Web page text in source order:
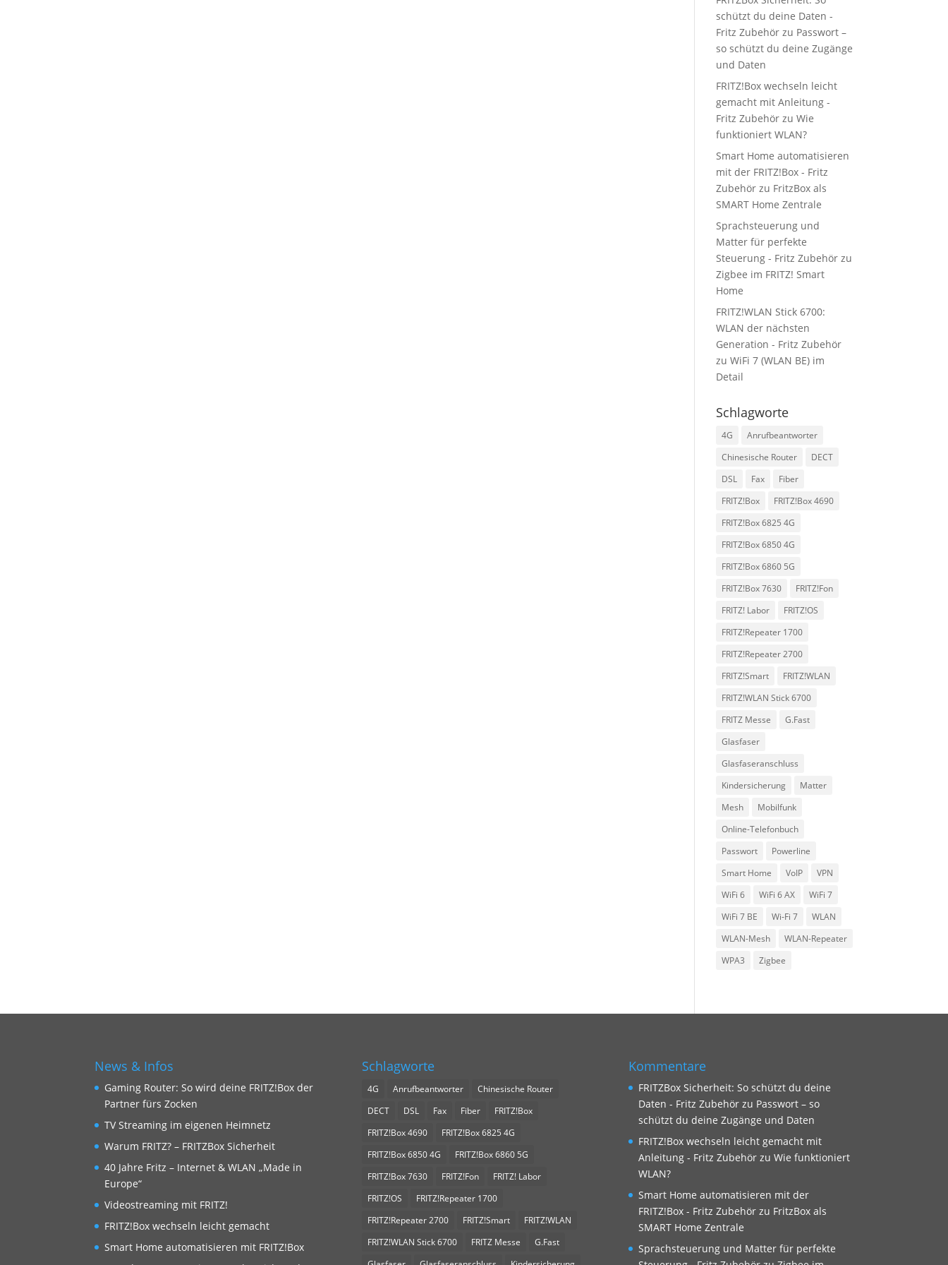
schützt du deine Daten -
Fritz Zubehör zu Passwort –
so schützt du deine Zugänge
und Daten
FRITZ!Box wechseln leicht
gemacht mit Anleitung -
Fritz Zubehör zuWie
funktioniert WLAN?
Smart Home automatisieren
mit der FRITZ!Box - Fritz
Zubehör zu FritzBox als
SMART Home Zentrale
Sprachsteuerung und
Matter für perfekte
Steuerung - Fritz Zubehör zu
Zigbee im FRITZ! Smart
Home
FRITZ!WLAN Stick 6700:
WLAN der nächsten
Generation - Fritz Zubehör
zuWiFi 7 (WLAN BE) im
Detail
Schlagworte
4G
Anrufbeantworter
Chinesische Router
DECT
DSL
Fax
Fiber
FRITZ!Box
FRITZ!Box 4690
FRITZ!Box 6825 4G
FRITZ!Box 6850 4G
FRITZ!Box 6860 5G
FRITZ!Box 7630
FRITZ!Fon
FRITZ! Labor
FRITZ!OS
FRITZ!Repeater 1700
FRITZ!Repeater 2700
FRITZ!Smart
FRITZ!WLAN
FRITZ!WLAN Stick 6700
FRITZ Messe
G.Fast
Glasfaser
Glasfaseranschluss
Kindersicherung
Matter
Mesh
Mobilfunk
Online-Telefonbuch
Passwort
Powerline
Smart Home
VoIP
VPN
WiFi 6
WiFi 6 AX
WiFi 7
WiFi 7 BE
Wi‑Fi 7
WLAN
WLAN-Mesh
WLAN-Repeater
WPA3
Zigbee
News & Infos
Gaming Router: So wird deine FRITZ!Box der
Partner fürs Zocken
TV Streaming im eigenen Heimnetz
Warum FRITZ? – FRITZBox Sicherheit
40 Jahre Fritz – Internet & WLAN „Made in
Europe“
Videostreaming mit FRITZ!
FRITZ!Box wechseln leicht gemacht
Smart Home automatisieren mit FRITZ!Box
Schlagworte
4G Anrufbeantworter
Chinesische Router
DECT
DSL Fax Fiber
FRITZ!Box
FRITZ!Box 4690
FRITZ!Box 6825 4G
FRITZ!Box 6850 4G
FRITZ!Box 6860 5G
FRITZ!Box 7630
FRITZ!Fon
FRITZ! Labor
FRITZ!OS
FRITZ!Repeater 1700
FRITZ!Repeater 2700
FRITZ!Smart
FRITZ!WLAN
FRITZ!WLAN Stick 6700
FRITZ Messe
G.Fast
Kommentare
FRITZBox Sicherheit: So schützt du deine
Daten - Fritz Zubehörzu Passwort – so
schützt du deine Zugänge und Daten
FRITZ!Box wechseln leicht gemacht mit
Anleitung - Fritz Zubehörzu Wie funktioniert
WLAN?
Smart Home automatisieren mit der
FRITZ!Box - Fritz Zubehörzu FritzBox als
SMART Home Zentrale
Sprachsteuerung und Matter für perfekte